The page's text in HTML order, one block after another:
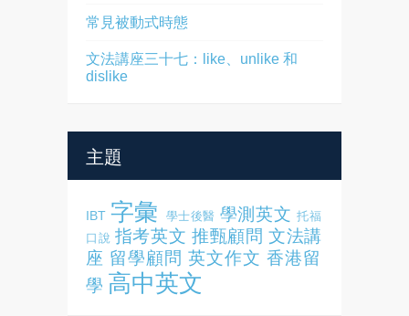
常見被動式時態
文法講座三十七：like、unlike 和
dislike
主題
IBT 字彙 學士後醫 學測英文 托福
口說 指考英文 推甄顧問 文法講
座 留學顧問 英文作文 香港留
學 高中英文